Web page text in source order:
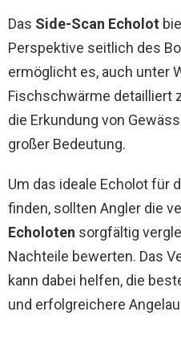
Das Side-Scan Echolot
Perspektive seitlich des
ermöglicht es, auch unter
Fischschwärme detailliert
die Erkundung von
großer Bedeutung.
Um das ideale Echolot für
finden, sollten Angler die
Echoloten sorgfältig
Nachteile bewerten. Das
kann dabei helfen, die
und erfolgreichere